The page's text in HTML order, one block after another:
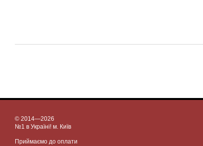
© 2014—2026
№1 в Україні! м. Київ
Приймаємо до оплати